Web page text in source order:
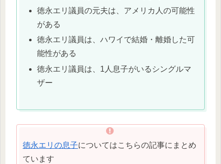
徳永エリ議員の元夫は、アメリカ人の可能性
がある
徳永エリ議員は、ハワイで結婚・離婚した可
能性がある
徳永エリ議員は、1人息子がいるシングルマ
ザー
徳永エリの息子についてはこちらの記事にまとめ
ています